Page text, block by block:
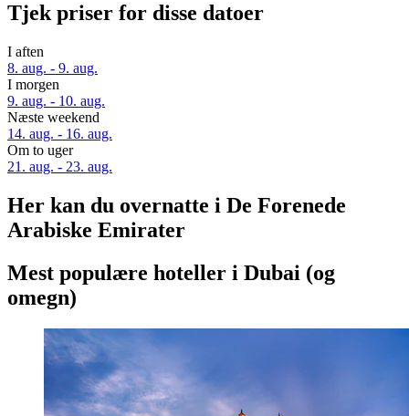
Tjek priser for disse datoer
I aften
8. aug. - 9. aug.
I morgen
9. aug. - 10. aug.
Næste weekend
14. aug. - 16. aug.
Om to uger
21. aug. - 23. aug.
Her kan du overnatte i De Forenede
Arabiske Emirater
Mest populære hoteller i Dubai (og
omegn)